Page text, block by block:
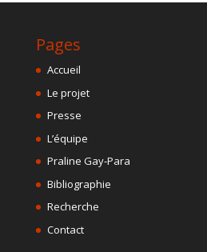
Pages
Accueil
Le projet
Presse
L’équipe
Praline Gay-Para
Bibliographie
Recherche
Contact